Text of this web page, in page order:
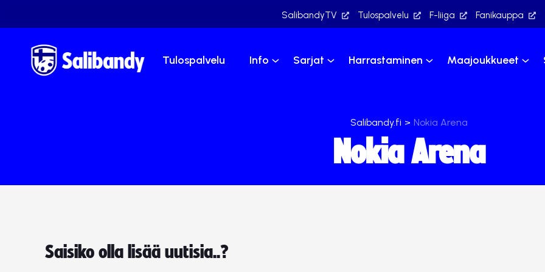
SalibandyTV Tulospalvelu F-liiga Fanikauppa
Tulospalvelu Info Sarjat Harrastaminen Maajoukkueet
Salibandy.fi > Nokia Arena
Nokia Arena
Saisiko olla lisää uutisia..?